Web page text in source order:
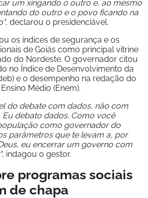
um xingando o outro e, ao mesmo
do outro e o povo ficando na
, declarou o presidenciável.
os índices de segurança e os
de Goiás como principal vitrine
do Nordeste. O governador citou
no Índice de Desenvolvimento da
e o desempenho na redação do
Médio (Enem).
do debate com dados, não com
Eu debato dados. Como você
como governador do
parâmetros que te levam a, por
eu encerrar um governo com
, indagou o gestor.
programas sociais
de chapa